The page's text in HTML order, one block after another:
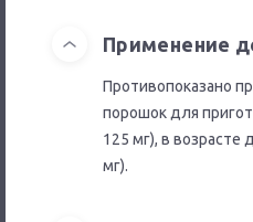
Применение
Противопоказано
порошок для
125 мг), в возрасте
мг).